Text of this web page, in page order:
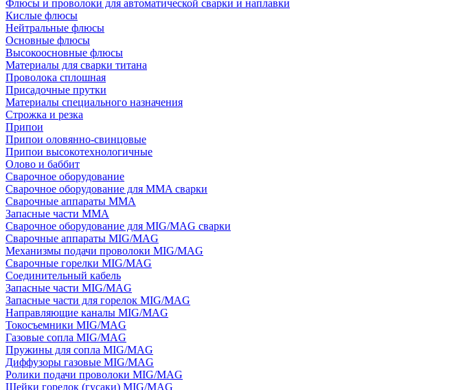
Флюсы и проволоки для автоматической сварки и наплавки
Кислые флюсы
Нейтральные флюсы
Основные флюсы
Высокоосновные флюсы
Материалы для сварки титана
Проволока сплошная
Присадочные прутки
Материалы специального назначения
Строжка и резка
Припои
Припои оловянно-свинцовые
Припои высокотехнологичные
Олово и баббит
Сварочное оборудование
Сварочное оборудование для MMA сварки
Сварочные аппараты MMA
Запасные части MMA
Сварочное оборудование для MIG/MAG сварки
Сварочные аппараты MIG/MAG
Механизмы подачи проволоки MIG/MAG
Сварочные горелки MIG/MAG
Соединительный кабель
Запасные части MIG/MAG
Запасные части для горелок MIG/MAG
Направляющие каналы MIG/MAG
Токосъемники MIG/MAG
Газовые сопла MIG/MAG
Пружины для сопла MIG/MAG
Диффузоры газовые MIG/MAG
Ролики подачи проволоки MIG/MAG
Шейки горелок (гусаки) MIG/MAG